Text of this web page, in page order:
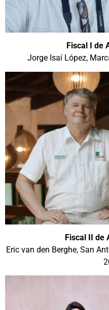
Fiscal I
de
Jorge Isaí López,
Fiscal II de
Eric van den Berghe, San